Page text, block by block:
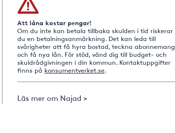
Att låna kostar pengar!
Om du inte kan betala tillbaka skulden i tid riskerar
du en betalningsanmärkning. Det kan leda till
svårigheter att få hyra bostad, teckna abonnemang
och få nya lån. För stöd, vänd dig till budget- och
skuldrådgivningen i din kommun. Kontaktuppgifter
finns på konsumentverket.se.
Läs mer om Najad >